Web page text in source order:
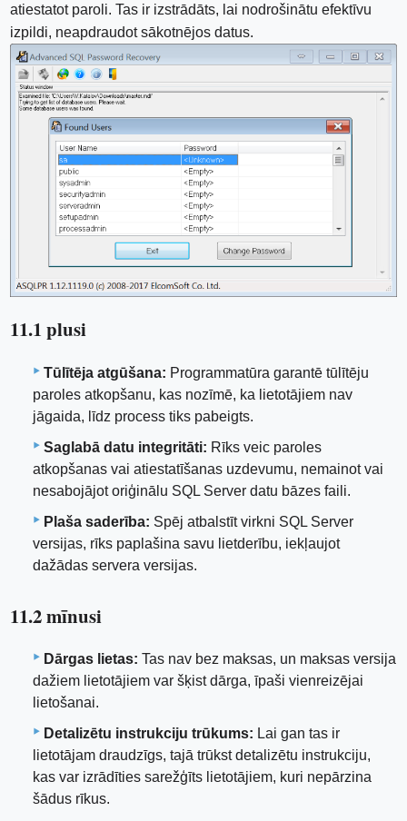
atiestatot paroli. Tas ir izstrādāts, lai nodrošinātu efektīvu
izpildi, neapdraudot sākotnējos datus.
11.1 plusi
Tūlītēja atgūšana: Programmatūra garantē tūlītēju
paroles atkopšanu, kas nozīmē, ka lietotājiem nav
jāgaida, līdz process tiks pabeigts.
Saglabā datu integritāti: Rīks veic paroles
atkopšanas vai atiestatīšanas uzdevumu, nemainot vai
nesabojājot oriģinālu SQL Server datu bāzes faili.
Plaša saderība: Spēj atbalstīt virkni SQL Server
versijas, rīks paplašina savu lietderību, iekļaujot
dažādas servera versijas.
11.2 mīnusi
Dārgas lietas: Tas nav bez maksas, un maksas versija
dažiem lietotājiem var šķist dārga, īpaši vienreizējai
lietošanai.
Detalizētu instrukciju trūkums: Lai gan tas ir
lietotājam draudzīgs, tajā trūkst detalizētu instrukciju,
kas var izrādīties sarežģīts lietotājiem, kuri nepārzina
šādus rīkus.